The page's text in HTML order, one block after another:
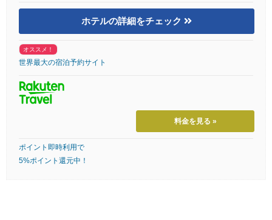
ホテルの詳細をチェック
オススメ！
世界最大の宿泊予約サイト
料金を見る »
ポイント即時利用で
5%ポイント還元中！